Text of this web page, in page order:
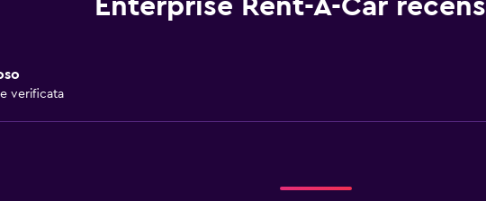
Enterprise Rent-A-Car
verificata